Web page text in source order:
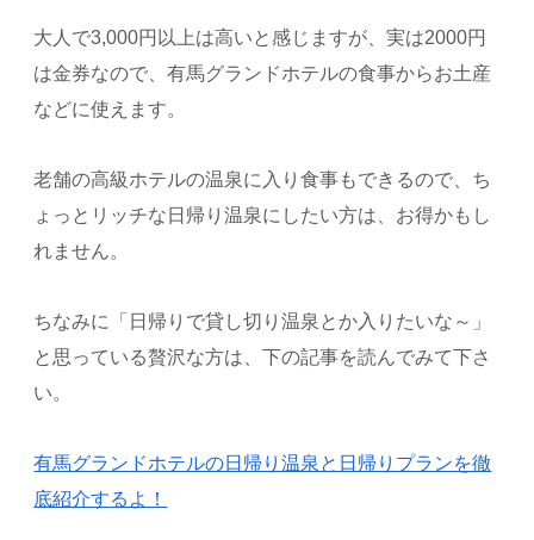
大人で3,000円以上は高いと感じますが、実は2000円
は金券なので、有馬グランドホテルの食事からお土産
などに使えます。
老舗の高級ホテルの温泉に入り食事もできるので、ち
ょっとリッチな日帰り温泉にしたい方は、お得かもし
れません。
ちなみに「日帰りで貸し切り温泉とか入りたいな～」
と思っている贅沢な方は、下の記事を読んでみて下さ
い。
有馬グランドホテルの日帰り温泉と日帰りプランを徹
底紹介するよ！